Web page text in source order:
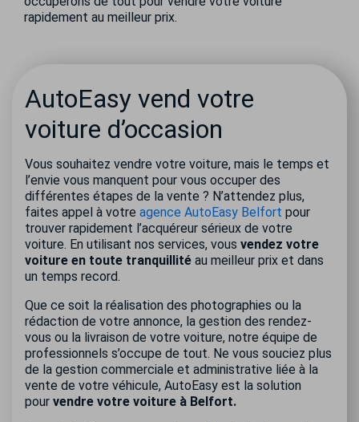
rapidement au meilleur prix.
AutoEasy vend votre
voiture d’occasion
Vous souhaitez vendre votre voiture, mais le temps et
l’envie vous manquent pour vous occuper des
différentes étapes de la vente ? N’attendez plus,
faites appel à votre agence AutoEasy Belfort pour
trouver rapidement l’acquéreur sérieux de votre
voiture. En utilisant nos services, vous vendez votre
voiture en toute tranquillité au meilleur prix et dans
un temps record.
Que ce soit la réalisation des photographies ou la
rédaction de votre annonce, la gestion des rendez-
vous ou la livraison de votre voiture, notre équipe de
professionnels s’occupe de tout. Ne vous souciez plus
de la gestion commerciale et administrative liée à la
vente de votre véhicule, AutoEasy est la solution
pour vendre votre voiture à Belfort.